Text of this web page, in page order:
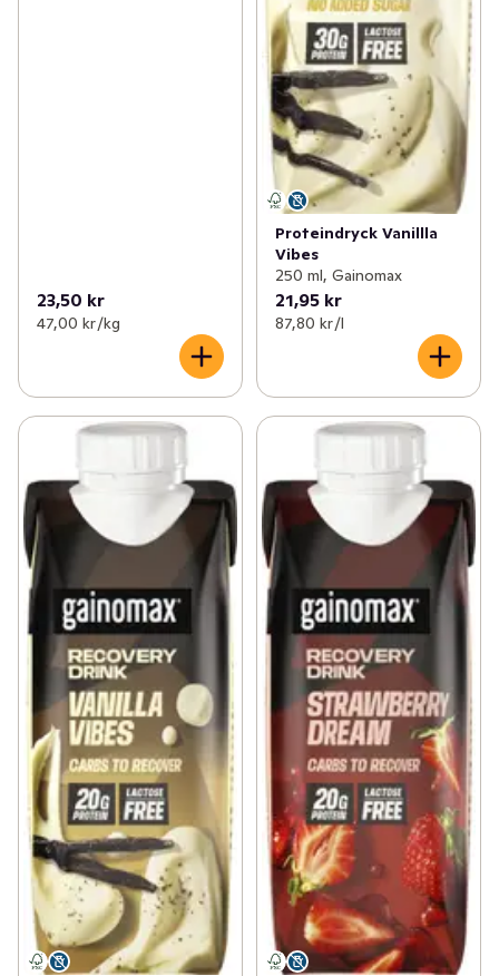
23,50 kr
47,00 kr /kg
Proteindryck Vanillla
Vibes
250 ml, Gainomax
21,95 kr
87,80 kr /l